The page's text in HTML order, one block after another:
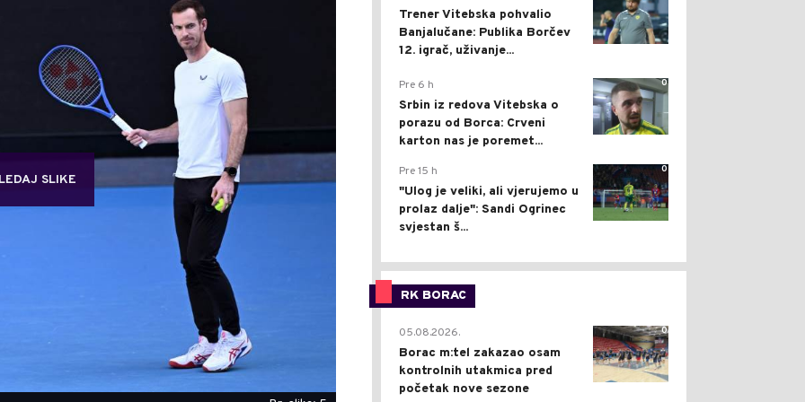
SLIKE
Trener Vitebska pohvalio
Banjalučane: Publika Borčev
12. igrač, uživanje...
0
Pre 6 h
Srbin iz redova Vitebska o
porazu od Borca: Crveni
karton nas je poremet...
0
Pre 15 h
"Ulog je veliki, ali vjerujemo u
prolaz dalje": Sandi Ogrinec
svjestan š...
RK BORAC
0
05.08.2026.
Borac m:tel zakazao osam
kontrolnih utakmica pred
početak nove sezone